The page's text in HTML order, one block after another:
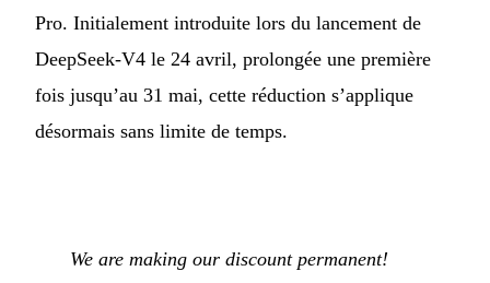
Pro. Initialement introduite lors du lancement de
DeepSeek-V4 le 24 avril, prolongée une première
fois jusqu’au 31 mai, cette réduction s’applique
désormais sans limite de temps.
We are making our discount permanent!